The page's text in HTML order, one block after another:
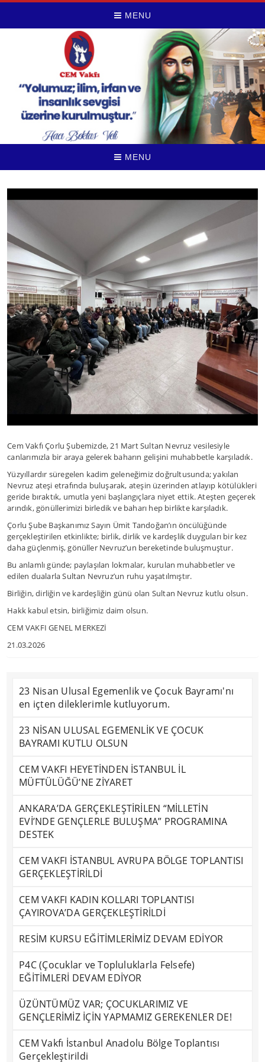
MENU
MENU
Cem Vakfı Çorlu Şubemizde, 21 Mart Sultan Nevruz vesilesiyle
canlarımızla bir araya gelerek baharın gelişini muhabbetle karşıladık.
Yüzyıllardır süregelen kadim geleneğimiz doğrultusunda; yakılan
Nevruz ateşi etrafında buluşarak, ateşin üzerinden atlayıp kötülükleri
geride bıraktık, umutla yeni başlangıçlara niyet ettik. Ateşten geçerek
arındık, gönüllerimizi birledik ve baharı hep birlikte karşıladık.
Çorlu Şube Başkanımız Sayın Ümit Tandoğan’ın öncülüğünde
gerçekleştirilen etkinlikte; birlik, dirlik ve kardeşlik duyguları bir kez
daha güçlenmiş, gönüller Nevruz’un bereketinde buluşmuştur.
Bu anlamlı günde; paylaşılan lokmalar, kurulan muhabbetler ve
edilen dualarla Sultan Nevruz’un ruhu yaşatılmıştır.
Birliğin, dirliğin ve kardeşliğin günü olan Sultan Nevruz kutlu olsun.
Hakk kabul etsin, birliğimiz daim olsun.
CEM VAKFI GENEL MERKEZİ
21.03.2026
23 Nisan Ulusal Egemenlik ve Çocuk Bayramı'nı
en içten dileklerimle kutluyorum.
23 NİSAN ULUSAL EGEMENLİK VE ÇOCUK
BAYRAMI KUTLU OLSUN
CEM VAKFI HEYETİNDEN İSTANBUL İL
MÜFTÜLÜĞÜ’NE ZİYARET
ANKARA’DA GERÇEKLEŞTİRİLEN “MİLLETİN
EVİ’NDE GENÇLERLE BULUŞMA” PROGRAMINA
DESTEK
CEM VAKFI İSTANBUL AVRUPA BÖLGE TOPLANTISI
GERÇEKLEŞTİRİLDİ
CEM VAKFI KADIN KOLLARI TOPLANTISI
ÇAYIROVA’DA GERÇEKLEŞTİRİLDİ
RESİM KURSU EĞİTİMLERİMİZ DEVAM EDİYOR
P4C (Çocuklar ve Topluluklarla Felsefe)
EĞİTİMLERİ DEVAM EDİYOR
ÜZÜNTÜMÜZ VAR; ÇOCUKLARIMIZ VE
GENÇLERİMİZ İÇİN YAPMAMIZ GEREKENLER DE!
CEM Vakfı İstanbul Anadolu Bölge Toplantısı
Gerçekleştirildi